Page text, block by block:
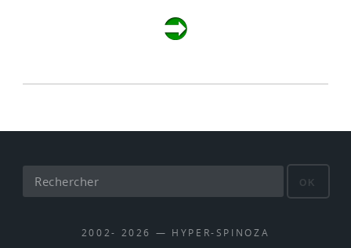
OK
2002- 2026 — HYPER-SPINOZA